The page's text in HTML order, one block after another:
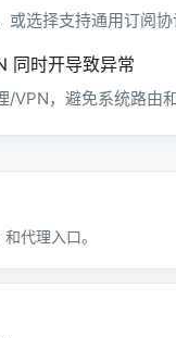
或选择支持通用订阅协
同时开导致异常
/VPN，避免系统路由
代理入口。